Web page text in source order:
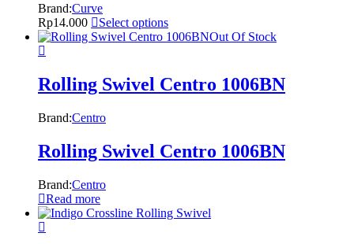
Brand:Curve
Rp14.000
Select options
Out Of Stock
Rolling Swivel Centro 1006BN
Brand:Centro
Rolling Swivel Centro 1006BN
Brand:Centro
Read more